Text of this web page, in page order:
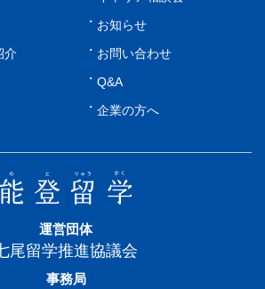
介
お知らせ
お問い合わせ
Q&A
企業の方へ
運営団体
尾留学推進協議会
事務局